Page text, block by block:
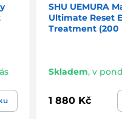
SHU UEMURA
Ultimate Reset
Treatment (200
Skladem, v
1 880 Kč